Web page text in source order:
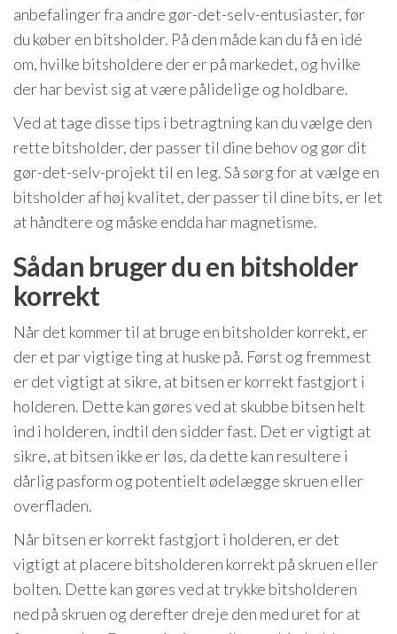
anbefalinger fra andre gør-det-selv-entusiaster, før
du køber en bitsholder. På den måde kan du få en idé
om, hvilke bitsholdere der er på markedet, og hvilke
der har bevist sig at være pålidelige og holdbare.
Ved at tage disse tips i betragtning kan du vælge den
rette bitsholder, der passer til dine behov og gør dit
gør-det-selv-projekt til en leg. Så sørg for at vælge en
bitsholder af høj kvalitet, der passer til dine bits, er let
at håndtere og måske endda har magnetisme.
Sådan bruger du en bitsholder
korrekt
Når det kommer til at bruge en bitsholder korrekt, er
der et par vigtige ting at huske på. Først og fremmest
er det vigtigt at sikre, at bitsen er korrekt fastgjort i
holderen. Dette kan gøres ved at skubbe bitsen helt
ind i holderen, indtil den sidder fast. Det er vigtigt at
sikre, at bitsen ikke er løs, da dette kan resultere i
dårlig pasform og potentielt ødelægge skruen eller
overfladen.
Når bitsen er korrekt fastgjort i holderen, er det
vigtigt at placere bitsholderen korrekt på skruen eller
bolten. Dette kan gøres ved at trykke bitsholderen
ned på skruen og derefter dreje den med uret for at